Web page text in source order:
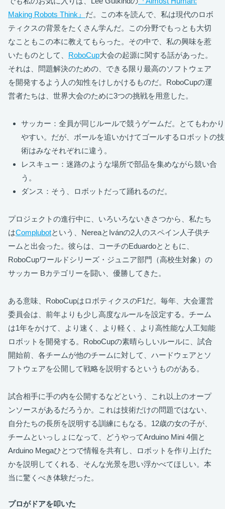
Making Robots Think』 だ。この本を読んで、私は現代のロボ
ティクスの背景をたくさん学んだ。この分野でもっとも大切
なこともこの本に教えてもらった。その中で、私の興味を惹
いたものとして、 RoboCup大会の起源に関する話があった。
それは、問題解決のための、できる限り最高のソフトウェア
を開発するよう人の知性をけしかけるものだ。RoboCupの運
営者たちは、世界大会のために3つの挑戦を用意した。
サッカー：全員が同じルールで競うゲームだ。とてもわかり
やすい。だが、ボールを追いかけてゴールするロボットの技
術はみなそれぞれに違う。
レスキュー：迷路のような場所で部品を集めながら競い合
う。
ダンス：そう、ロボットだって踊れるのだ。
プロジェクトの進行中に、いろいろないきさつから、私たち
はComplubotという、NereaとIvánの2人のスペイン人子供チ
ームと出会った。彼らは、コーチのEduardoとともに、
RoboCupワールドシリーズ・ジュニア部門（高校生対象）の
サッカー Bカテゴリーを闘い、優勝してきた。
ある意味、RoboCupはロボティクスのF1だ。毎年、大会運営
委員会は、前年よりも少し高度なルールを設定する。チーム
は1年をかけて、より速く、より軽く、より高性能な人工知能
ロボットを開発する。RoboCupの素晴らしいルールに、試合
開始前、各チームが他のチームに対して、ハードウェアとソ
フトウェアを公開して戦略を説明するというものがある。
試合相手に手の内を公開するなどという、これ以上のオープ
ンソースがあるだろうか。これは技術だけの問題ではない、
自分たちの長所を説明する訓練にもなる。12歳の女の子が、
チームといっしょになって、どうやってArduino Mini 4個と
Arduino Megaひとつで情報を共有し、ロボットを作り上げた
かを説明してくれる、そんな光景を思い浮かべてほしい。本
当に驚くべき体験だった。
プロがドアを叩いた